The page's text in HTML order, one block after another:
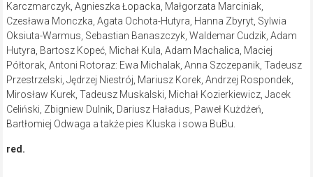
Karczmarczyk, Agnieszka Łopacka, Małgorzata Marciniak,
Czesława Monczka, Agata Ochota-Hutyra, Hanna Zbyryt, Sylwia
Oksiuta-Warmus, Sebastian Banaszczyk, Waldemar Cudzik, Adam
Hutyra, Bartosz Kopeć, Michał Kula, Adam Machalica, Maciej
Półtorak, Antoni Rotoraz: Ewa Michalak, Anna Szczepanik, Tadeusz
Przestrzelski, Jędrzej Niestrój, Mariusz Korek, Andrzej Rospondek,
Mirosław Kurek, Tadeusz Muskalski, Michał Kozierkiewicz, Jacek
Celiński, Zbigniew Dulnik, Dariusz Haładus, Paweł Kużdżeń,
Bartłomiej Odwaga a także pies Kluska i sowa BuBu.
red.